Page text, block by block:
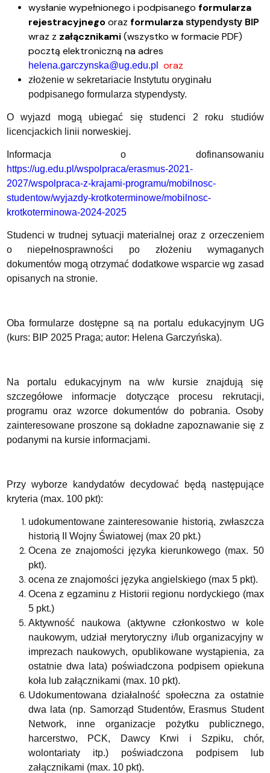
wysłanie wypełnionego i podpisanego formularza
rejestracyjnegooraz formularza stypendysty BIP
wraz z załącznikami(wszystko w formacie PDF)
pocztą elektroniczną na adres
helena.garczynska@ug.edu.pl oraz
złożenie w sekretariacie Instytutu oryginału
podpisanego formularza stypendysty.
O wyjazd mogą ubiegać się studenci 2 roku studiów
licencjackich linii norweskiej.
Informacja o dofinansowaniu
https://ug.edu.pl/wspolpraca/erasmus-2021-
2027/wspolpraca-z-krajami-programu/mobilnosc-
studentow/wyjazdy-krotkoterminowe/mobilnosc-
krotkoterminowa-2024-2025
Studenci w trudnej sytuacji materialnej oraz z orzeczeniem
o niepełnosprawności po złożeniu wymaganych
dokumentów mogą otrzymać dodatkowe wsparcie wg zasad
opisanych na stronie.
Oba formularze dostępne są na portalu edukacyjnym UG
(kurs: BIP 2025 Praga; autor: Helena Garczyńska).
Na portalu edukacyjnym na w/w kursie znajdują się
szczegółowe informacje dotyczące procesu rekrutacji,
programu oraz wzorce dokumentów do pobrania. Osoby
zainteresowane proszone są dokładne zapoznawanie się z
podanymi na kursie informacjami.
Przy wyborze kandydatów decydować będą następujące
kryteria (max. 100 pkt):
udokumentowane zainteresowanie historią, zwłaszcza
historią II Wojny Światowej (max 20 pkt.)
Ocena ze znajomości języka kierunkowego (max. 50
pkt).
ocena ze znajomości języka angielskiego (max 5 pkt).
Ocena z egzaminu z Historii regionu nordyckiego (max
5 pkt.)
Aktywność naukowa (aktywne członkostwo w kole
naukowym, udział merytoryczny i/lub organizacyjny w
imprezach naukowych, opublikowane wystąpienia, za
ostatnie dwa lata) poświadczona podpisem opiekuna
koła lub załącznikami (max. 10 pkt).
Udokumentowana działalność społeczna za ostatnie
dwa lata (np. Samorząd Studentów, Erasmus Student
Network, inne organizacje pożytku publicznego,
harcerstwo, PCK, Dawcy Krwi i Szpiku, chór,
wolontariaty itp.) poświadczona podpisem lub
załącznikami (max. 10 pkt).